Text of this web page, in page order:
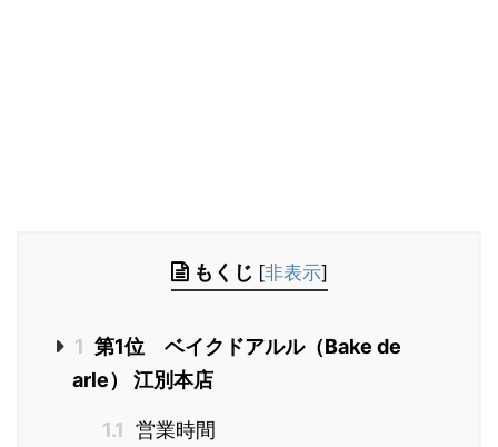
もくじ [非表示]
1 第1位 ベイクドアルル（Bake de
arle） 江別本店
1.1 営業時間